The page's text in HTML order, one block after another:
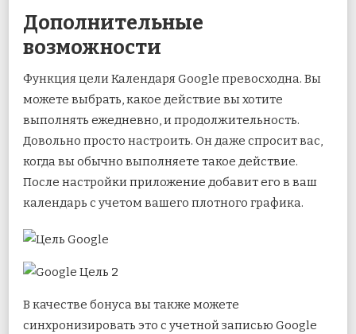
Дополнительные
возможности
Функция цели Календаря Google превосходна. Вы
можете выбрать, какое действие вы хотите
выполнять ежедневно, и продолжительность.
Довольно просто настроить. Он даже спросит вас,
когда вы обычно выполняете такое действие.
После настройки приложение добавит его в ваш
календарь с учетом вашего плотного графика.
В качестве бонуса вы также можете
синхронизировать это с учетной записью Google